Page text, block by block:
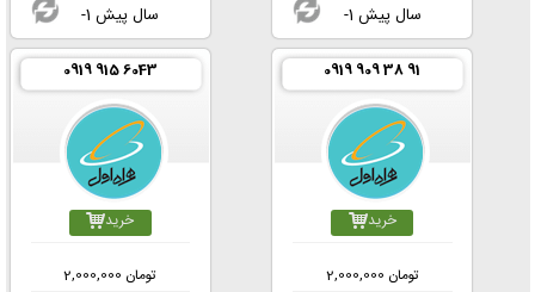
-1 سال پیش -1 سال پیش
0919 909 38 91
خرید
2,000,000 تومان
0919 915 6043
خرید
2,000,000 تومان